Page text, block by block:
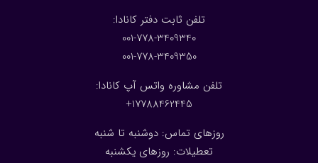
:تلفن ثابت دفتر کانادا
001-778-3409340
001-778-3409350
تلفن مشاوره واتس آپ کانادا:
17788462445+
روزهای تماس: دوشنبه تا شنبه
تعطیلات: روزهای یکشنبه